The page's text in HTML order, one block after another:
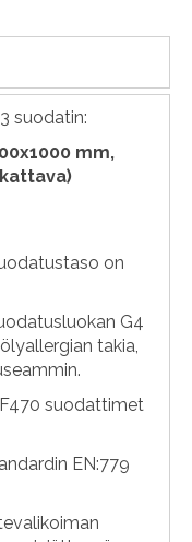
suodatin:
mm,
on
G4
takia,
suodattimet
EN:779